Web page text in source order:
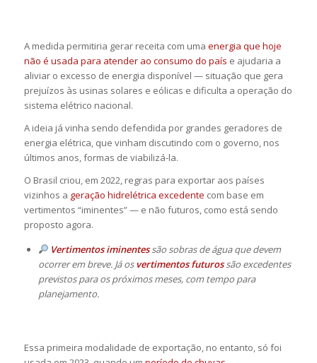
A medida permitiria gerar receita com uma energia que hoje
não é usada para atender ao consumo do país e ajudaria a
aliviar o excesso de energia disponível — situação que gera
prejuízos às usinas solares e eólicas e dificulta a operação do
sistema elétrico nacional.
A ideia já vinha sendo defendida por grandes geradores de
energia elétrica, que vinham discutindo com o governo, nos
últimos anos, formas de viabilizá-la.
O Brasil criou, em 2022, regras para exportar aos países
vizinhos a geração hidrelétrica excedente com base em
vertimentos “iminentes” — e não futuros, como está sendo
proposto agora.
Vertimentos iminentessão sobras de água que devem
ocorrer em breve. Já osvertimentos futurossão excedentes
previstos para os próximos meses, com tempo para
planejamento.
Essa primeira modalidade de exportação, no entanto, só foi